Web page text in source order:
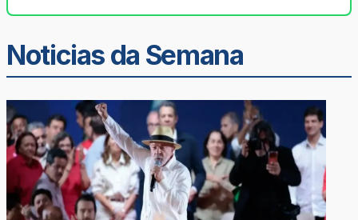
Noticias da Semana